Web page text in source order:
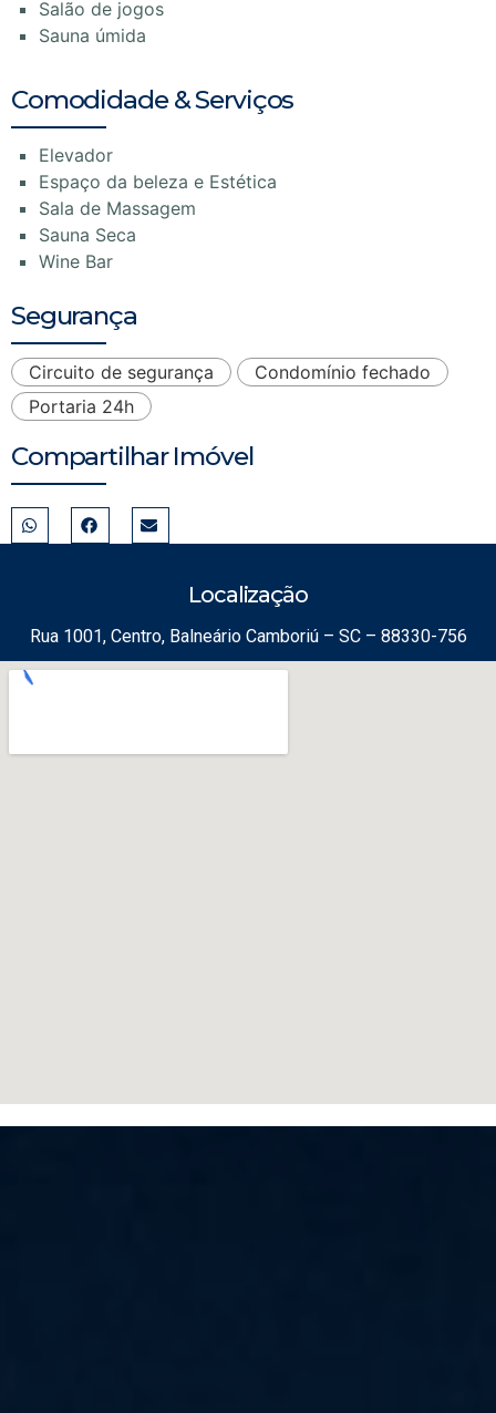
Salão de jogos
Sauna úmida
Comodidade & Serviços
Elevador
Espaço da beleza e Estética
Sala de Massagem
Sauna Seca
Wine Bar
Segurança
Circuito de segurança
Condomínio fechado
Portaria 24h
Compartilhar Imóvel
Localização
Rua 1001, Centro, Balneário Camboriú – SC – 88330-756